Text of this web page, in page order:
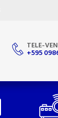
TELE-
+595